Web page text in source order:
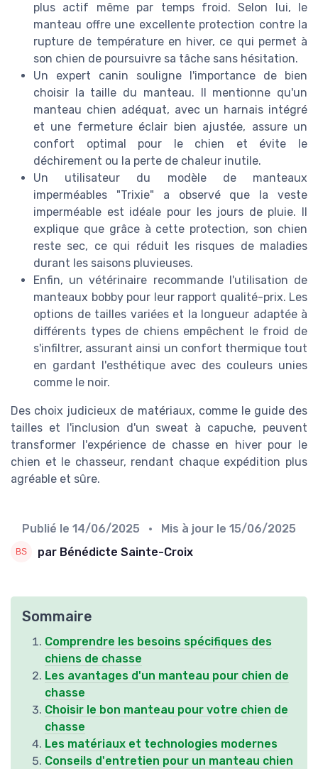
plus actif même par temps froid. Selon lui, le
manteau offre une excellente protection contre la
rupture de température en hiver, ce qui permet à
son chien de poursuivre sa tâche sans hésitation.
Un expert canin souligne l'importance de bien
choisir la taille du manteau. Il mentionne qu'un
manteau chien adéquat, avec un harnais intégré
et une fermeture éclair bien ajustée, assure un
confort optimal pour le chien et évite le
déchirement ou la perte de chaleur inutile.
Un utilisateur du modèle de manteaux
imperméables "Trixie" a observé que la veste
imperméable est idéale pour les jours de pluie. Il
explique que grâce à cette protection, son chien
reste sec, ce qui réduit les risques de maladies
durant les saisons pluvieuses.
Enfin, un vétérinaire recommande l'utilisation de
manteaux bobby pour leur rapport qualité-prix. Les
options de tailles variées et la longueur adaptée à
différents types de chiens empêchent le froid de
s'infiltrer, assurant ainsi un confort thermique tout
en gardant l'esthétique avec des couleurs unies
comme le noir.
Des choix judicieux de matériaux, comme le guide des
tailles et l'inclusion d'un sweat à capuche, peuvent
transformer l'expérience de chasse en hiver pour le
chien et le chasseur, rendant chaque expédition plus
agréable et sûre.
Publié le 14/06/2025 • Mis à jour le 15/06/2025
par Bénédicte Sainte-Croix
Sommaire
Comprendre les besoins spécifiques des
chiens de chasse
Les avantages d'un manteau pour chien de
chasse
Choisir le bon manteau pour votre chien de
chasse
Les matériaux et technologies modernes
Conseils d'entretien pour un manteau chien